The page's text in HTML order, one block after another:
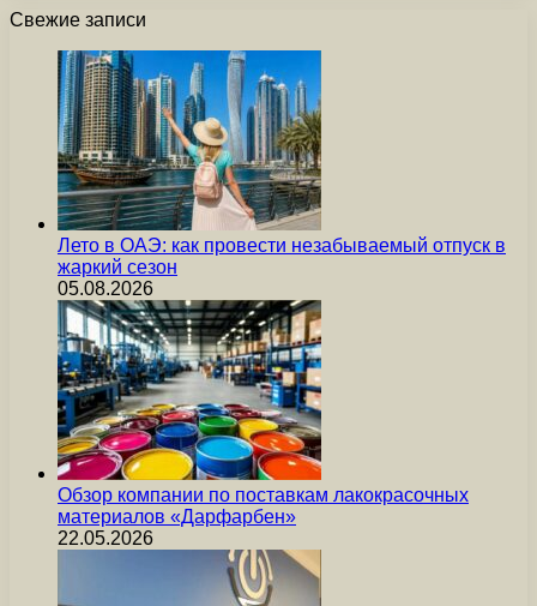
Свежие записи
Лето в ОАЭ: как провести незабываемый отпуск в
жаркий сезон
05.08.2026
Обзор компании по поставкам лакокрасочных
материалов «Дарфарбен»
22.05.2026